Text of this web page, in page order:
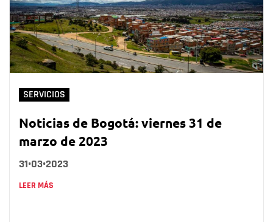
SERVICIOS
Noticias de Bogotá: viernes 31 de
marzo de 2023
31•03•2023
LEER MÁS